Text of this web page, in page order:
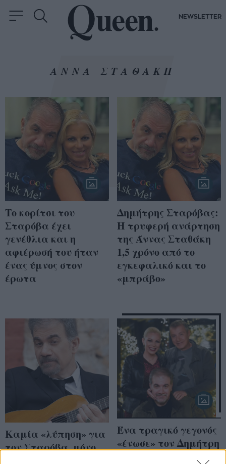
NEWSLETTER
ΑΝΝΑ ΣΤΑΘΑΚΗ
Το κορίτσι του
Σταρόβα έχει
γενέθλια και η
αφιέρωσή του ήταν
ένας ύμνος στον
έρωτα
Δημήτρης Σταρόβας:
Η τρυφερή ανάρτηση
της Άννας Σταθάκη
1,5 χρόνο από το
εγκεφαλικό και το
«μπράβο»
Καμία «λύπηση» για
τον Σταρόβα, μόνο
Ένα τραγικό γεγονός
«ένωσε» τον Δημήτρη